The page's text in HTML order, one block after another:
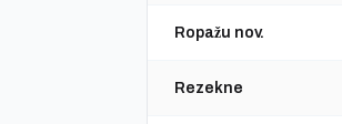
Ropažu nov.
Rezekne